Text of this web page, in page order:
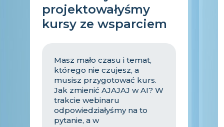
problemów i
podejmowanie decyzji. Czy
do pracy z AI potrzebujemy
Przyjrzeliśmy się temu, jak
wykorzystać dostępne
narzędzia AI profesjonalnie,
z jakimi kosztamibędzie
się to wiązać (od prawnych
przez finansowe, aż po
środowiskowe
projektowałyśmy
kursy ze wsparciem
Masz mało czasu i temat,
którego nie czujesz, a
musisz przygotować kurs.
Jak zmienić AJAJAJ w AI? W
trakcie webinaru
odpowiedziałyśmy na to
pytanie, a w